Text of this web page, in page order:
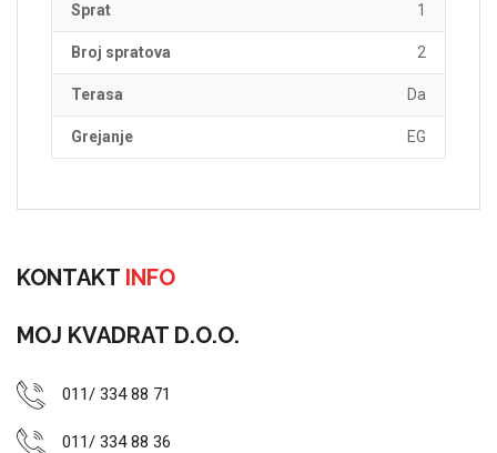
Sprat 1
Broj spratova 2
Terasa Da
Grejanje EG
KONTAKT INFO
MOJ KVADRAT D.O.O.
011/ 334 88 71
011/ 334 88 36